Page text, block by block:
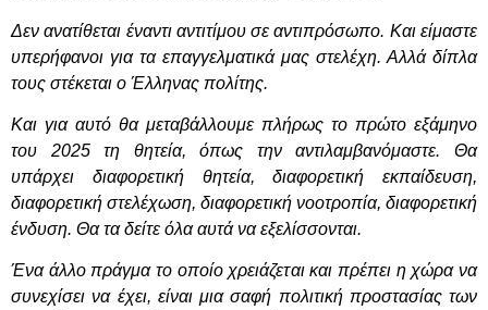
Δεν ανατίθεται έναντι αντιτίμου σε αντιπρόσωπο. Και είμαστε
υπερήφανοι για τα επαγγελματικά μας στελέχη. Αλλά δίπλα
τους στέκεται ο Έλληνας πολίτης.
Και για αυτό θα μεταβάλλουμε πλήρως το πρώτο εξάμηνο
του 2025 τη θητεία, όπως την αντιλαμβανόμαστε. Θα
υπάρχει διαφορετική θητεία, διαφορετική εκπαίδευση,
διαφορετική στελέχωση, διαφορετική νοοτροπία, διαφορετική
ένδυση. Θα τα δείτε όλα αυτά να εξελίσσονται.
Ένα άλλο πράγμα το οποίο χρειάζεται και πρέπει η χώρα να
συνεχίσει να έχει, είναι μια σαφή πολιτική προστασίας των